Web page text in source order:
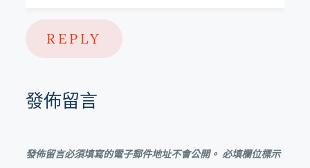
REPLY
發佈留言
發佈留言必須填寫的電子郵件地址不會公開。 必填欄位標示